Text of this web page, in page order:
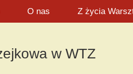
w WTZ
O nas Z życia